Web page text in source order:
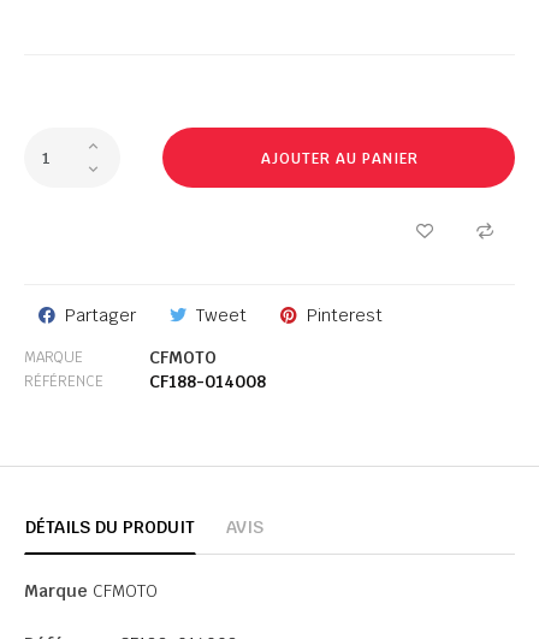
AJOUTER AU PANIER
Partager Tweet Pinterest
MARQUE CFMOTO
RÉFÉRENCE CF188-014008
DÉTAILS DU PRODUIT AVIS
Marque CFMOTO